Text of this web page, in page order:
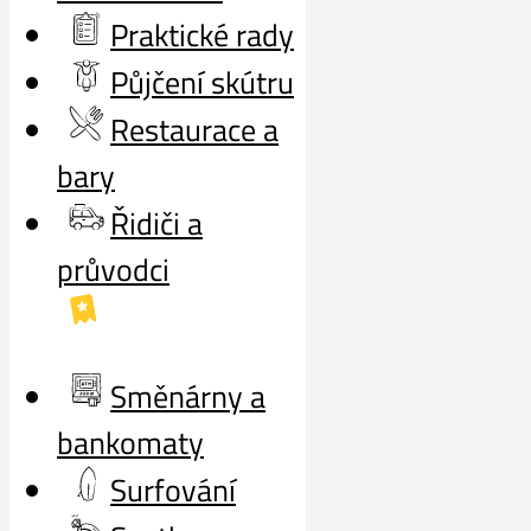
Praktické rady
Půjčení skútru
Restaurace a
bary
Řidiči a
průvodci
Směnárny a
bankomaty
Surfování